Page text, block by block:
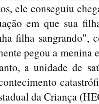
ele conseguiu
em que sua
filha sangrando",
pegou a menina
a unidade de
da Criança